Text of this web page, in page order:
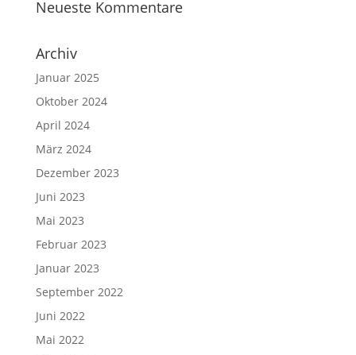
Neueste Kommentare
Archiv
Januar 2025
Oktober 2024
April 2024
März 2024
Dezember 2023
Juni 2023
Mai 2023
Februar 2023
Januar 2023
September 2022
Juni 2022
Mai 2022